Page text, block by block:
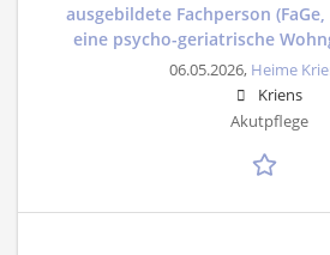
ausgebildete Fachperson
eine psycho-geriatrische
06.05.2026, Heime
Kriens
Akutpflege